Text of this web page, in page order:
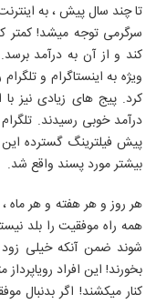
تا چند سال پیش ، به
سرگرمی توجه میشد!
کند و از آن به درآمد
ویژه به اینستاگرام و
کرد. پیج های زیادی نیز با
درآمد خوبی رسیدند.
پیش فیلترینگ گسترده این
بیشتر مورد پسند واقع شد.
هر روز و هر هفته و هر ماه
همه راه موفقیت را بلد
شوند ضمن آنکه خیلی
بخورند! این افراد
کنار میکشند! اگر بدنبال